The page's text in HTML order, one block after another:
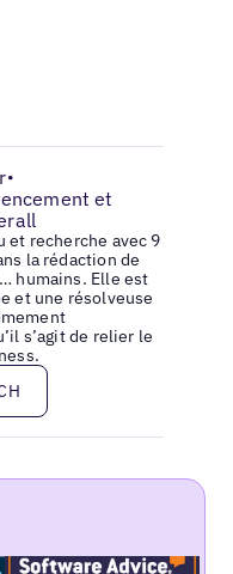
•
et
et recherche avec 9
la rédaction de
humains. Elle est
et une résolveuse
s’agit de relier le